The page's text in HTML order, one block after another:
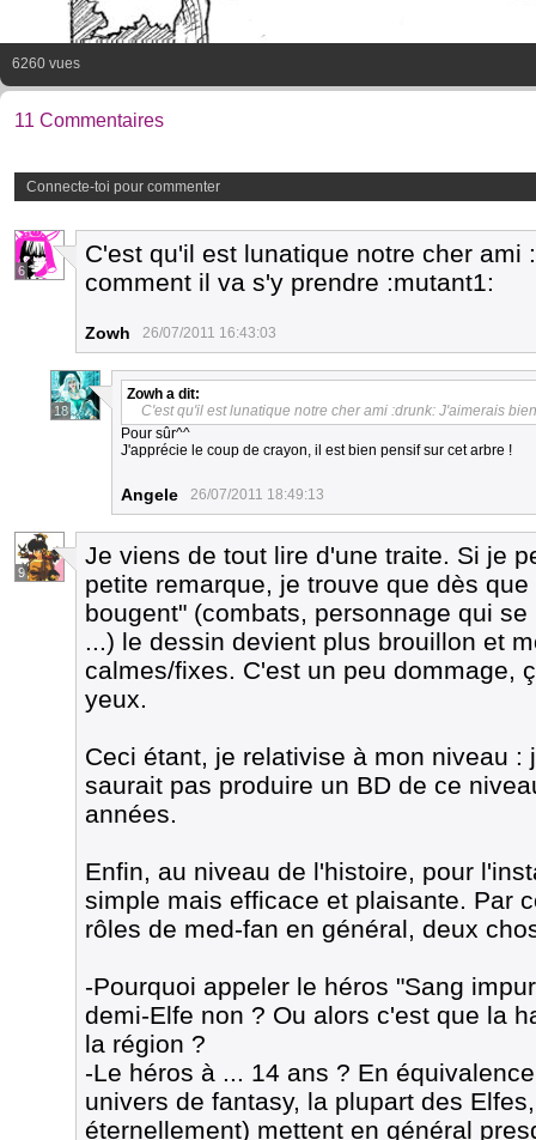
6260 vues
11 Commentaires
Connecte-toi pour commenter
6
C'est qu'il est lunatique notre cher ami
comment il va s'y prendre :mutant1:
Zowh 26/07/2011 16:43:03
18
Zowh a dit:
C'est qu'il est lunatique notre cher ami :drunk: J'aimerais
Pour sûr^^
J'apprécie le coup de crayon, il est bien pensif sur cet arbre !
Angele 26/07/2011 18:49:13
9
Je viens de tout lire d'une traite. Si je
petite remarque, je trouve que dès
bougent" (combats, personnage qui
...) le dessin devient plus brouillon et
calmes/fixes. C'est un peu dommage,
yeux.
Ceci étant, je relativise à mon niveau
saurait pas produire un BD de ce
années.
Enfin, au niveau de l'histoire, pour
simple mais efficace et plaisante. Par
rôles de med-fan en général, deux
-Pourquoi appeler le héros "Sang
demi-Elfe non ? Ou alors c'est que la
la région ?
-Le héros à ... 14 ans ? En
univers de fantasy, la plupart des
éternellement) mettent en général